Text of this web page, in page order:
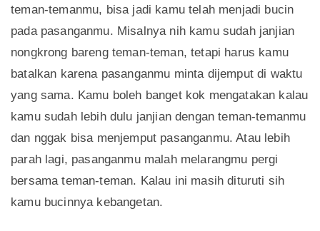
teman-temanmu, bisa jadi kamu telah menjadi bucin
pada pasanganmu. Misalnya nih kamu sudah janjian
nongkrong bareng teman-teman, tetapi harus kamu
batalkan karena pasanganmu minta dijemput di waktu
yang sama. Kamu boleh banget kok mengatakan kalau
kamu sudah lebih dulu janjian dengan teman-temanmu
dan nggak bisa menjemput pasanganmu. Atau lebih
parah lagi, pasanganmu malah melarangmu pergi
bersama teman-teman. Kalau ini masih dituruti sih
kamu bucinnya kebangetan.